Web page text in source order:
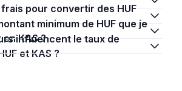
KAS ?
et KAS ?